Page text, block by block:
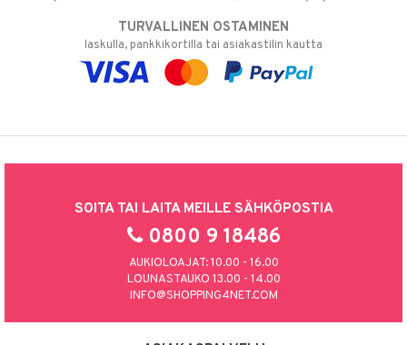
TURVALLINEN OSTAMINEN
laskulla, pankkikortilla tai asiakastilin kautta
SOITA TAI LAITA MEILLE SÄHKÖPOSTIA
0800 9 18486
AUKIOLOAJAT: 10.00 - 16.00
LOUNASTAUKO 13.00 - 14.00
INFO@SHOPPING4NET.COM